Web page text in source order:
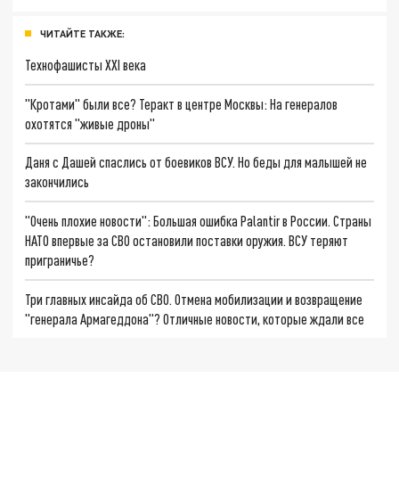
ЧИТАЙТЕ ТАКЖЕ:
Технофашисты XXI века
"Кротами" были все? Теракт в центре Москвы: На генералов
охотятся "живые дроны"
Даня с Дашей спаслись от боевиков ВСУ. Но беды для малышей не
закончились
"Очень плохие новости": Большая ошибка Palantir в России. Страны
НАТО впервые за СВО остановили поставки оружия. ВСУ теряют
приграничье?
Три главных инсайда об СВО. Отмена мобилизации и возвращение
"генерала Армагеддона"? Отличные новости, которые ждали все